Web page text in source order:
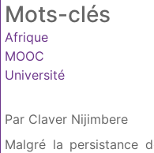
Mots-clés
Afrique
MOOC
Université
Par Claver Nijimbere
Malgré la persistance